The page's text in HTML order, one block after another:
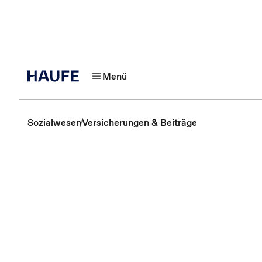
Menü
SozialwesenVersicherungen & Beiträge